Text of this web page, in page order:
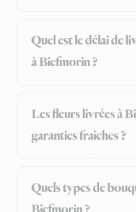
Quel est le délai de
à Biefmorin ?
Les fleurs livrées à
garanties fraîches ?
Quels types de